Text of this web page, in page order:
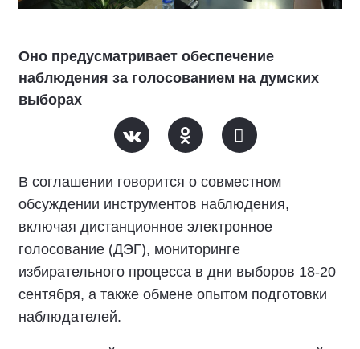
Оно предусматривает обеспечение
наблюдения за голосованием на думских
выборах
В соглашении говорится о совместном
обсуждении инструментов наблюдения,
включая дистанционное электронное
голосование (ДЭГ), мониторинге
избирательного процесса в дни выборов 18-20
сентября, а также обмене опытом подготовки
наблюдателей.